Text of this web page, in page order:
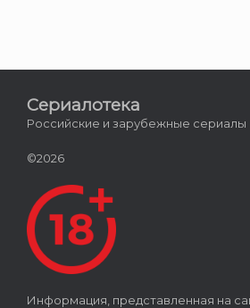
Сериалотека
Российские и зарубежные сериалы
©2026
Информация, представленная на